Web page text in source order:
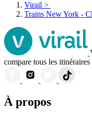
Virail >
Trains New York -
compare tous les
À propos